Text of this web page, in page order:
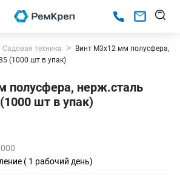
Садовая техника
Винт М3х12 мм полусфера,
(1000 шт в упак)
полусфера, нерж.сталь
шт в упак)
( 1 рабочий день)